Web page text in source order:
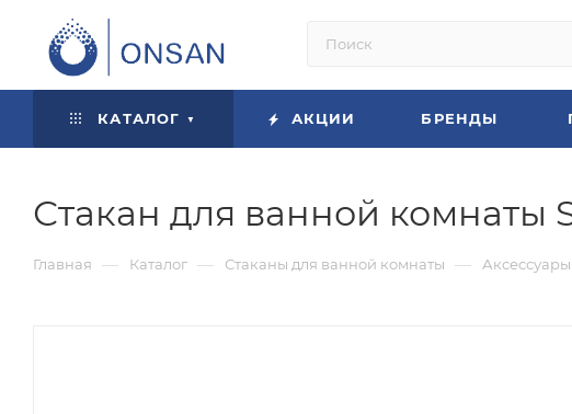
КАТАЛОГ АКЦИИ БРЕНДЫ
Стакан для ванной комнаты
Главная — Каталог — Стаканы для ванной комнаты — Аксессуары